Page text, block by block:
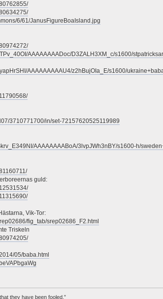
6/61/JanusFigureBoaIsland.jpg
AAAAAAAADoc/D3ZALH3XM_c/s1600/
AAAAAAAAAU4/z2hBujOIa_E/s1600/
3710771700/in/set-72157620525119989
AAAAAAAABoA/3lvpJWh3nBY/s1600-h/
guld:
Vik-Tor:
fig_tab/srep02686_F2.html
Triskeln
05/baba.html
they have been fooled.”